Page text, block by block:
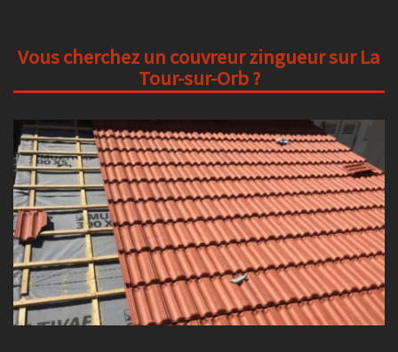
Vous cherchez un couvreur zingueur sur La
Tour-sur-Orb ?